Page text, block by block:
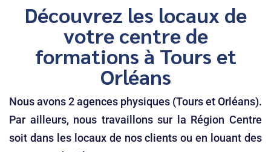
Découvrez les locaux de
votre centre de
formations à Tours et
Orléans
Nous avons 2 agences physiques (Tours et Orléans).
Par ailleurs, nous travaillons sur la Région Centre
soit dans les locaux de nos clients ou en louant des